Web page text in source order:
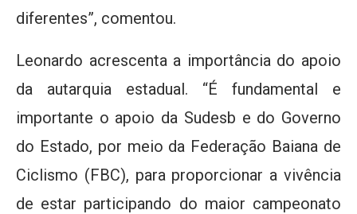
diferentes”, comentou.
Leonardo acrescenta a importância do apoio
da autarquia estadual. “É fundamental e
importante o apoio da Sudesb e do Governo
do Estado, por meio da Federação Baiana de
Ciclismo (FBC), para proporcionar a vivência
de estar participando do maior campeonato